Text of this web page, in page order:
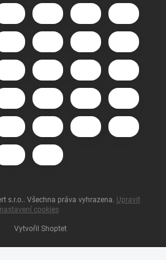
Vytvořil Shoptet
s.r.o.. Všechna práva vyhrazena. Upravit
nastavení cookies